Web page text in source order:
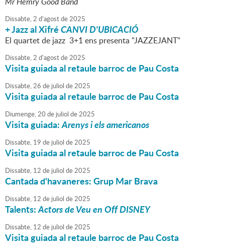
Dissabte,2 d'agostde2025
+ Jazz al XifréCANVI D'UBICACIÓ
El quartet de jazz 3+1 ens presenta "JAZZEJANT"
Dissabte,2 d'agostde2025
Visita guiada al retaule barroc de Pau Costa
Dissabte,26 de juliol de2025
Visita guiada al retaule barroc de Pau Costa
Diumenge,20 de juliol de2025
Visita guiada:Arenys i els americanos
Dissabte, 19 de juliol de2025
Visita guiada al retaule barroc de Pau Costa
Dissabte, 12 de juliol de2025
Cantada d'havaneres: Grup Mar Brava
Dissabte, 12 de juliol de2025
Talents:Actors de Veu en Off DISNEY
Dissabte, 12 de juliol de2025
Visita guiada al retaule barroc de Pau Costa